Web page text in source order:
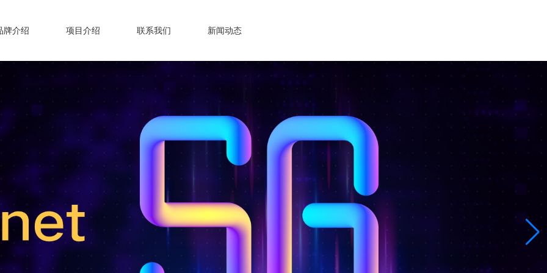
牌介绍 项目介绍 联系我们 新闻动态